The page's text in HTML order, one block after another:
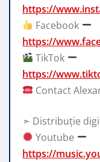
https://
Facebook
https://
TikTok
https://
Contact
➣ Distribuție
Youtube
https://